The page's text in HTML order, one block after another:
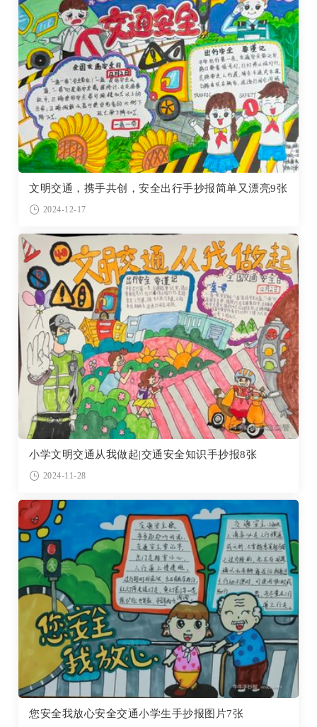
文明交通，携手共创，安全出行手抄报简单又漂亮9张
2024-12-17
小学文明交通从我做起|交通安全知识手抄报8张
2024-11-28
您安全我放心安全交通小学生手抄报图片7张